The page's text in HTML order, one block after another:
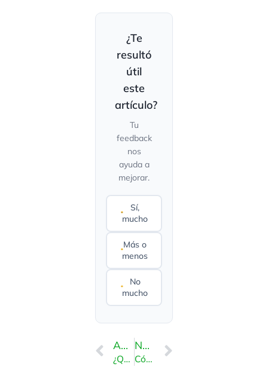
¿Te
resultó
útil
este
artículo?
Tu
feedback
nos
ayuda a
mejorar.
Sí,
mucho
Más o
menos
No
mucho
ANTERIOR
¿Qué es Softaculous? – SiteWorx
NEXT
Cómo instalar Pubvana a través de Softaculous en SiteWorx